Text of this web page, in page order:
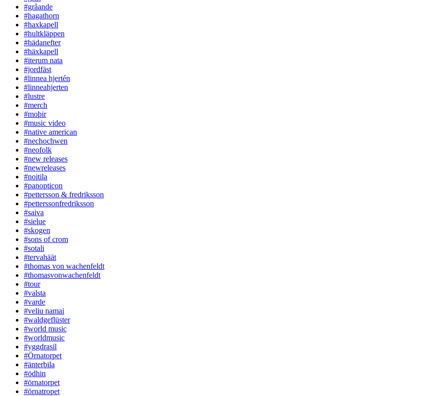
#gråande
#hagathorn
#haxkapell
#hultkläppen
#hädanefter
#häxkapell
#iterum nata
#jordfäst
#linnea hjertén
#linneahjerten
#lustre
#merch
#moþir
#music video
#native american
#nechochwen
#neofolk
#new releases
#newreleases
#noitila
#panopticon
#pettersson & fredriksson
#petterssonfredriksson
#saiva
#sielue
#skogen
#sons of crom
#sotali
#tervahäät
#thomas von wachenfeldt
#thomasvonwachenfeldt
#tour
#valsta
#varde
#veliu namai
#waldgeflüster
#world music
#worldmusic
#yggdrasil
#Örnatorpet
#änterbila
#ödhin
#örnatorpet
#örnatropet